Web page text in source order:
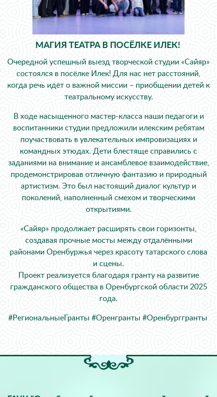
МАГИЯ ТЕАТРА В ПОСЁЛКЕ ИЛЕК!
Очередной успешный выезд творческой студии «Сайяр»
состоялся в посёлке Илек! Для нас нет расстояний,
когда речь идёт о важной миссии – приобщении детей к
театральному искусству.
В ходе насыщенного мастер-класса наши педагоги и
воспитанники студии предложили илекским ребятам
поучаствовать в увлекательных импровизациях и
командных этюдах. Дети блестяще справились с
заданиями на внимание и ансамблевое взаимодействие,
продемонстрировав отличную фантазию и природный
артистизм. Это был настоящий диалог культур и
поколений, наполненный смехом и творческими
открытиями.
«Сайяр» продолжает расширять свои горизонты,
создавая прочные мосты между отдалёнными
районами Оренбуржья через красоту татарского слова
и сцены.
Проект реализуется благодаря гранту на развитие
гражданского общества в Оренбургской области 2025
года.
#РегиональныеГранты #Оренгранты #Оренбурггранты